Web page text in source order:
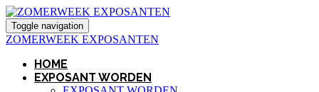
Toggle navigation
ZOMERWEEK EXPOSANTEN
HOME
EXPOSANT WORDEN